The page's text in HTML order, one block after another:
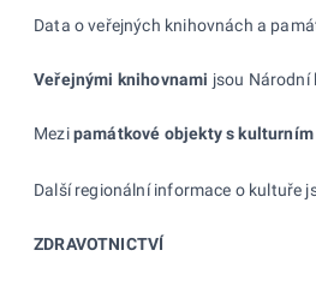
Data o veřejných knihovnách a
Veřejnými knihovnami jsou Národní
Mezipamátkové objekty s
Další regionální informace o kultuře
ZDRAVOTNICTVÍ